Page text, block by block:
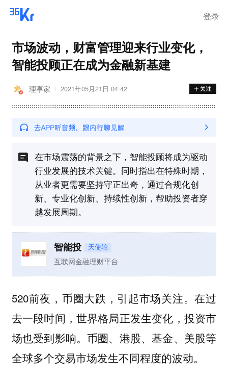
登录
市场波动，财富管理迎来行业变化，
智能投顾正在成为金融新基建
理享家 2021年05月21日 04:42
在市场震荡的背景之下，智能投顾将成为驱动
行业发展的技术关键。同时指出在特殊时期，
从业者更需要坚持守正出奇，通过合规化创
新、专业化创新、持续性创新，帮助投资者穿
越发展周期。
智能投 天使轮
互联网金融理财平台
520前夜，币圈大跌，引起市场关注。在过
去一段时间，世界格局正发生变化，投资市
场也受到影响。币圈、港股、基金、美股等
全球多个交易市场发生不同程度的波动。